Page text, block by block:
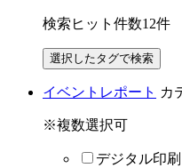
検索ヒット件数12件
イベントレポート カ
※複数選択可
デジタル印刷